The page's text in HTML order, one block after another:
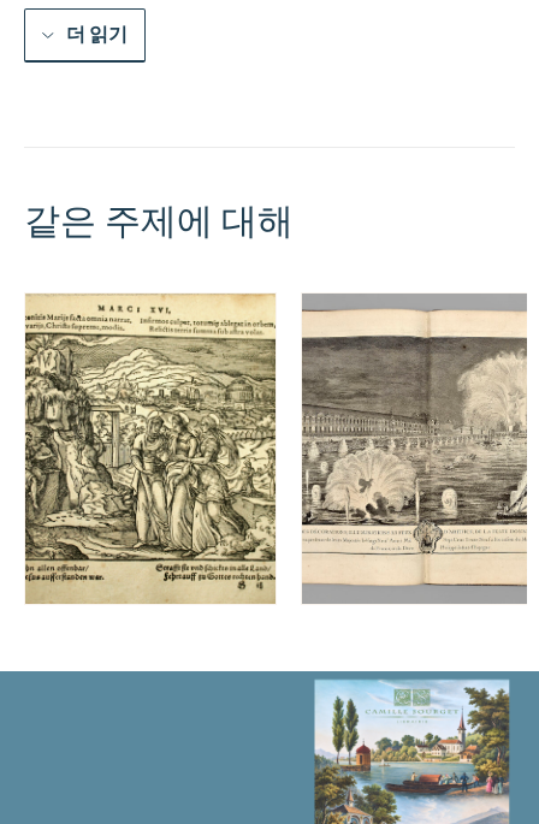
ces
presens
troubles
더 읽기
같은 주제에 대해